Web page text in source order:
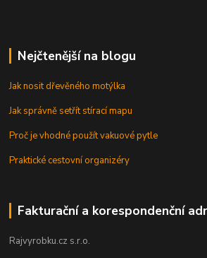
Nejčtenější na blogu
Jak nosit dřevěného motýlka
Jak správně setřít stírací mapu
Proč je vhodné použít vakuové pytle
Praktické cestovní organizéry
Fakturační a korespondenční
Rajvyrobku.cz s.r.o.